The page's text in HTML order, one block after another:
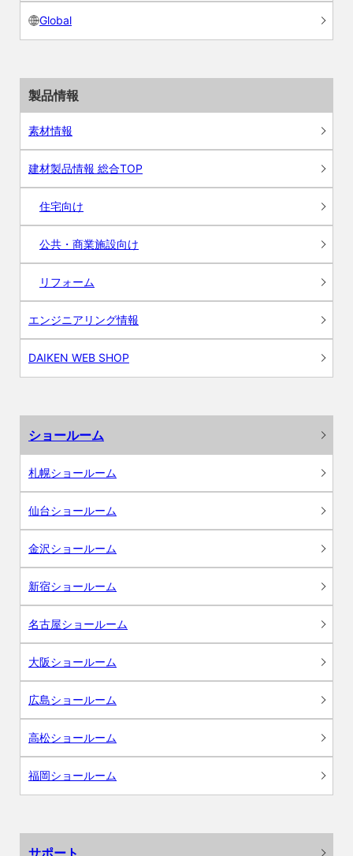
Global
製品情報
素材情報
建材製品情報 総合TOP
住宅向け
公共・商業施設向け
リフォーム
エンジニアリング情報
DAIKEN WEB SHOP
ショールーム
札幌ショールーム
仙台ショールーム
金沢ショールーム
新宿ショールーム
名古屋ショールーム
大阪ショールーム
広島ショールーム
高松ショールーム
福岡ショールーム
サポート